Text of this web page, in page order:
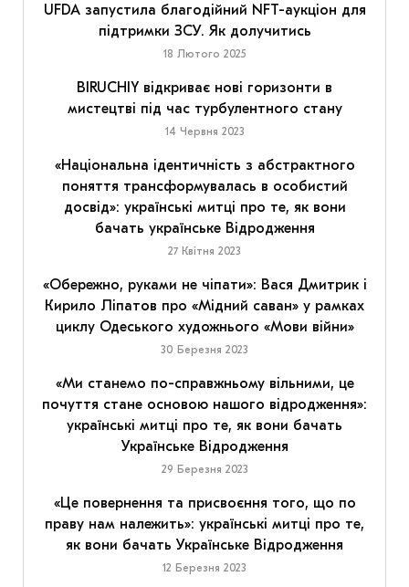
UFDA запустила благодійний NFT-аукціон для
підтримки ЗСУ. Як долучитись
18 Лютого 2025
BIRUCHIY відкриває нові горизонти в
мистецтві під час турбулентного стану
14 Червня 2023
«Національна ідентичність з абстрактного
поняття трансформувалась в особистий
досвід»: українські митці про те, як вони
бачать українське Відродження
27 Квітня 2023
«Обережно, руками не чіпати»: Вася Дмитрик і
Кирило Ліпатов про «Мідний саван» у рамках
циклу Одеського художнього «Мови війни»
30 Березня 2023
«Ми станемо по-справжньому вільними, це
почуття стане основою нашого відродження»:
українські митці про те, як вони бачать
Українське Відродження
29 Березня 2023
«Це повернення та присвоєння того, що по
праву нам належить»: українські митці про те,
як вони бачать Українське Відродження
12 Березня 2023